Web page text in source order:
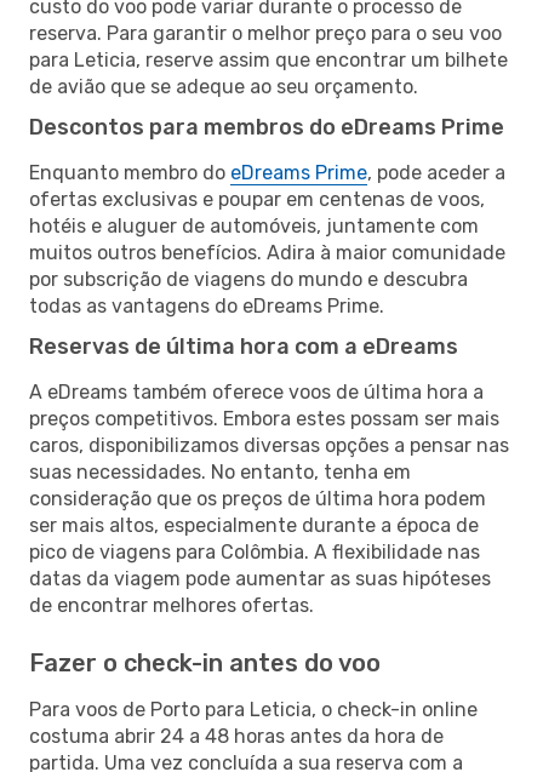
custo do voo pode variar durante o processo de
reserva. Para garantir o melhor preço para o seu voo
para Leticia, reserve assim que encontrar um bilhete
de avião que se adeque ao seu orçamento.
Descontos para membros do eDreams Prime
Enquanto membro do eDreams Prime, pode aceder a
ofertas exclusivas e poupar em centenas de voos,
hotéis e aluguer de automóveis, juntamente com
muitos outros benefícios. Adira à maior comunidade
por subscrição de viagens do mundo e descubra
todas as vantagens do eDreams Prime.
Reservas de última hora com a eDreams
A eDreams também oferece voos de última hora a
preços competitivos. Embora estes possam ser mais
caros, disponibilizamos diversas opções a pensar nas
suas necessidades. No entanto, tenha em
consideração que os preços de última hora podem
ser mais altos, especialmente durante a época de
pico de viagens para Colômbia. A flexibilidade nas
datas da viagem pode aumentar as suas hipóteses
de encontrar melhores ofertas.
Fazer o check-in antes do voo
Para voos de Porto para Leticia, o check-in online
costuma abrir 24 a 48 horas antes da hora de
partida. Uma vez concluída a sua reserva com a